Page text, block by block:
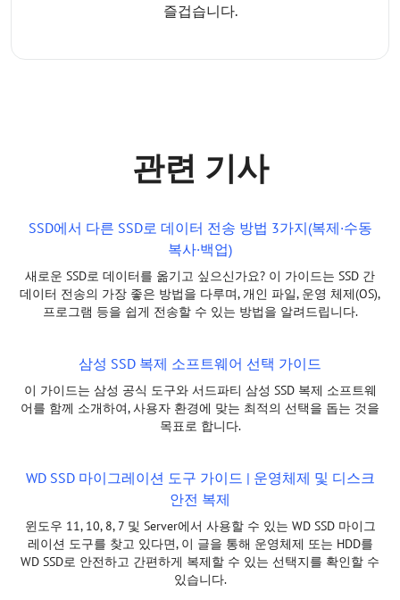
즐겁습니다.
관련 기사
SSD에서 다른 SSD로 데이터 전송 방법 3가지(복제·수동
복사·백업)
새로운 SSD로 데이터를 옮기고 싶으신가요? 이 가이드는 SSD 간
데이터 전송의 가장 좋은 방법을 다루며, 개인 파일, 운영 체제(OS),
프로그램 등을 쉽게 전송할 수 있는 방법을 알려드립니다.
삼성 SSD 복제 소프트웨어 선택 가이드
이 가이드는 삼성 공식 도구와 서드파티 삼성 SSD 복제 소프트웨
어를 함께 소개하여, 사용자 환경에 맞는 최적의 선택을 돕는 것을
목표로 합니다.
WD SSD 마이그레이션 도구 가이드 | 운영체제 및 디스크
안전 복제
윈도우 11, 10, 8, 7 및 Server에서 사용할 수 있는 WD SSD 마이그
레이션 도구를 찾고 있다면, 이 글을 통해 운영체제 또는 HDD를
WD SSD로 안전하고 간편하게 복제할 수 있는 선택지를 확인할 수
있습니다.